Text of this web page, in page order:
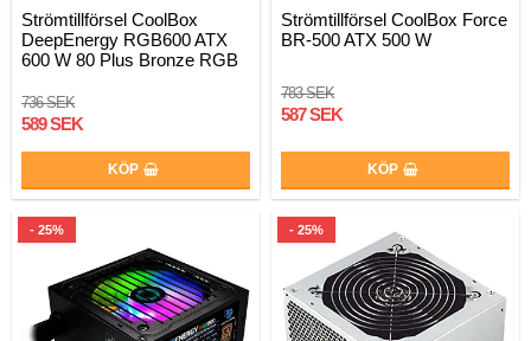
Strömtillförsel CoolBox
DeepEnergy RGB600 ATX
600 W 80 Plus Bronze RGB
736 SEK
589 SEK
KÖP
Strömtillförsel CoolBox Force
BR-500 ATX 500 W
783 SEK
587 SEK
KÖP
- 25% - 25%